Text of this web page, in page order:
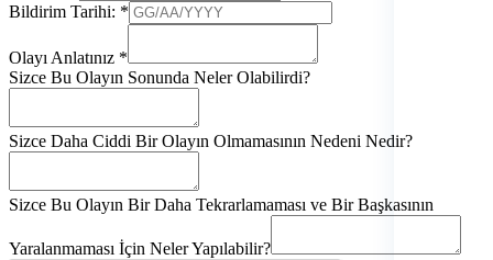
Bildirim Tarihi: *
Anlatınız
Olayın
Olayı Anlatınız *
Sizce Bu Olayın Sonunda Neler Olabilirdi?
Sizce Daha Ciddi Bir Olayın Olmamasının Nedeni Nedir?
Sizce Bu Olayın Bir Daha Tekrarlamaması ve Bir Başkasının
Yaralanmaması İçin Neler Yapılabilir?